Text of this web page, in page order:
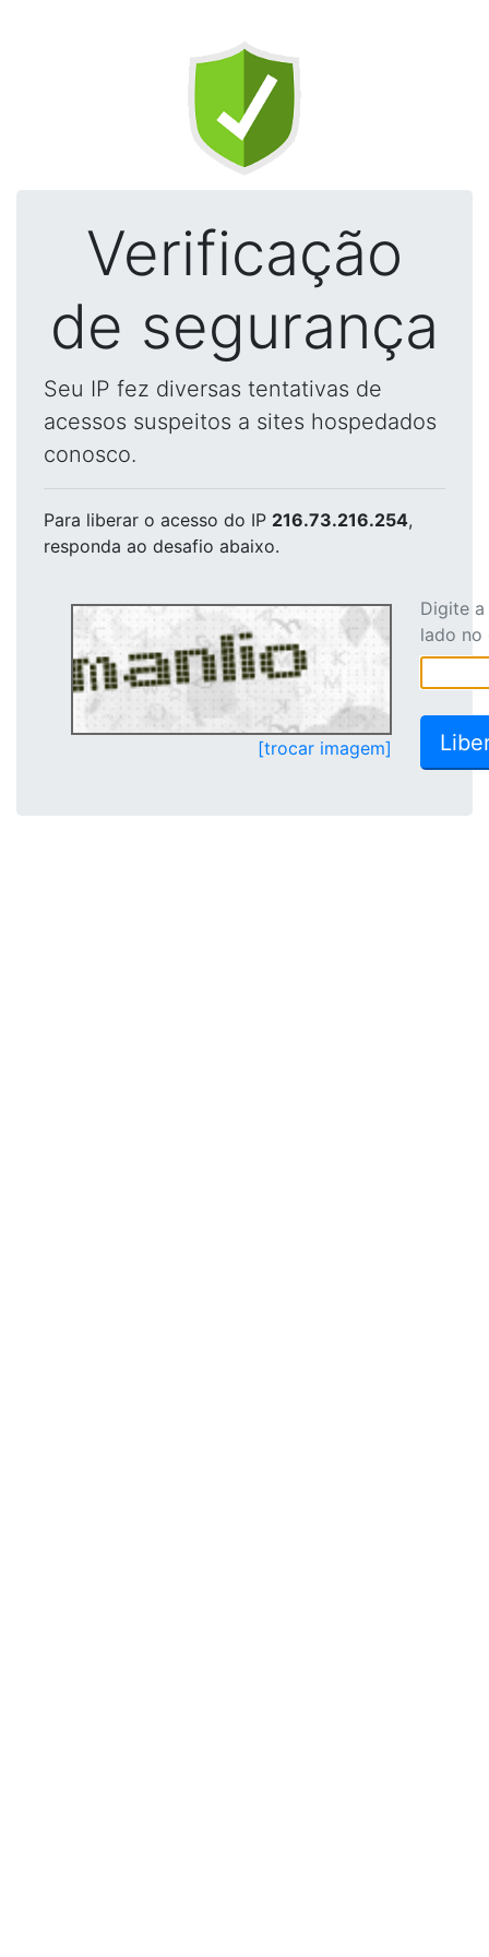
Verificação
de segurança
Seu IP fez diversas tentativas de
acessos suspeitos a sites hospedados
conosco.
Para liberar o acesso do IP 216.73.216.254,
responda ao desafio abaixo.
[trocar imagem]
Digite
lado no